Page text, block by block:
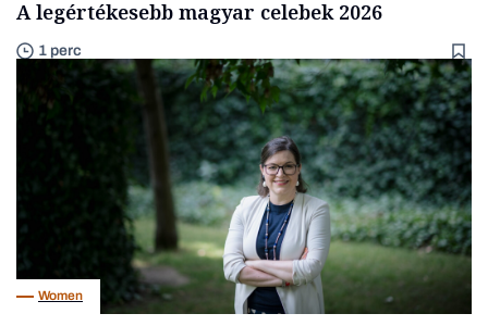
A legértékesebb magyar celebek 2026
1 perc
Women